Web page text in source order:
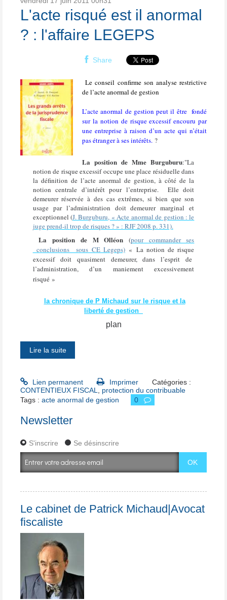
L'acte risqué est il anormal
? : l'affaire LEGEPS
Share
Le conseil confirme son analyse restrictive
de l’acte anormal de gestion
L’acte anormal de gestion peut il être fondé
sur la notion de risque excessif encouru par
une entreprise à raison d’un acte qui n’était
pas étranger à ses intérêts. ?
La position de Mme Burguburu:"La
notion de risque excessif occupe une place résiduelle dans
la définition de l’acte anormal de gestion, à côté de la
notion centrale d’intérêt pour l’entreprise.
Elle doit
demeurer réservée à des cas extrêmes, si bien que son
usage par l’administration doit demeurer marginal et
exceptionnel (J. Burguburu, « Acte anormal de gestion : le
juge prend-il trop de risques ? » : RJF 2008 p. 331).
La position de M Olléon (pour commander ses
conclusions sous CE Legeps) « La notion de risque
excessif doit quasiment demeurer, dans l’esprit de
l’administration, d’un maniement excessivement
risqué »
la chronique de P Michaud sur le risque et la
liberté de gestion
plan
Lire la suite
Lien permanent Imprimer
Catégories :
CONTENTIEUX FISCAL
protection du contribuable
Tags : acte anormal de gestion 0
Newsletter
S'inscrire Se désinscrire
Le cabinet de Patrick Michaud|Avocat
fiscaliste